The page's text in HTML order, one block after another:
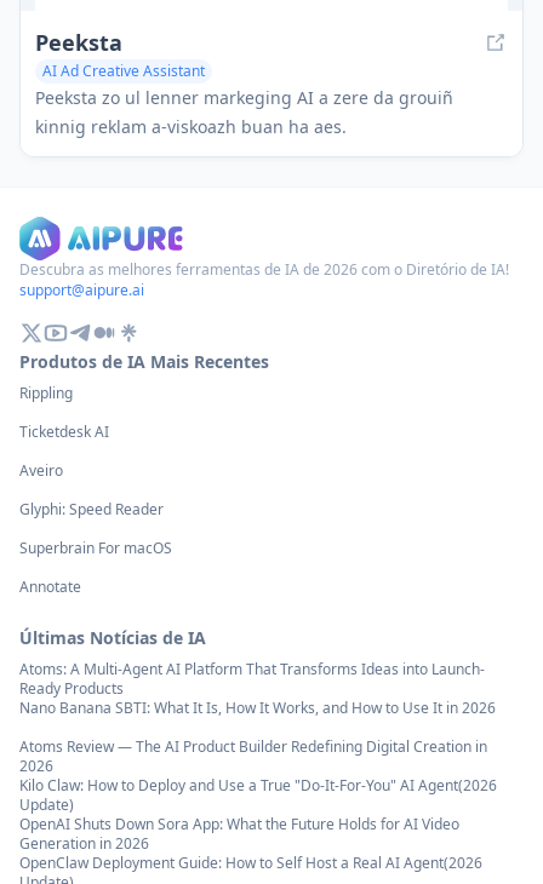
Peeksta
AI Ad Creative Assistant
Peeksta zo ul lenner markeging AI a zere da grouiñ
kinnig reklam a-viskoazh buan ha aes.
Descubra as melhores ferramentas de IA de 2026 com o Diretório de IA!
support@aipure.ai
Produtos de IA Mais Recentes
Rippling
Ticketdesk AI
Aveiro
Glyphi: Speed Reader
Superbrain For macOS
Annotate
Últimas Notícias de IA
Atoms: A Multi-Agent AI Platform That Transforms Ideas into Launch-
Ready Products
Nano Banana SBTI: What It Is, How It Works, and How to Use It in 2026
Atoms Review — The AI Product Builder Redefining Digital Creation in
2026
Kilo Claw: How to Deploy and Use a True "Do‑It‑For‑You" AI Agent(2026
Update)
OpenAI Shuts Down Sora App: What the Future Holds for AI Video
Generation in 2026
OpenClaw Deployment Guide: How to Self Host a Real AI Agent(2026